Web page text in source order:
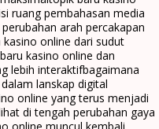
ruang pembahasan media
arah percakapan
online dari sudut
kasino online dan
lebih interaktifbagaimana
lanskap digital
online yang terus menjadi
di tengah perubahan gaya